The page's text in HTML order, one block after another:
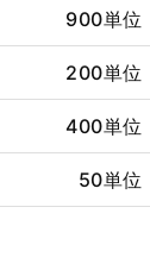
900単位
200単位
400単位
50単位